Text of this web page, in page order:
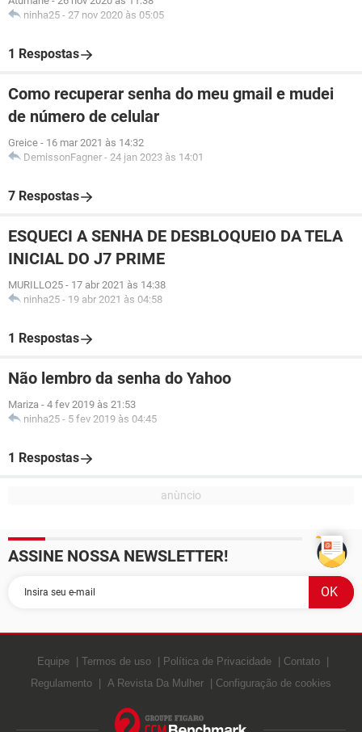
ninha25 - 27 nov 2020 às 05:05
1 Respostas
Como recuperar senha do meu gmail e mudei
de número de celular
Greice - 16 mar 2021 às 14:32
DemissonFagner - 24 jan 2023 às 14:01
7 Respostas
ESQUECI A SENHA DE DESBLOQUEIO DA TELA
INICIAL DO J7 PRIME
MURILLO25 - 17 abr 2021 às 14:38
ninha25 - 19 abr 2021 às 04:58
1 Respostas
Não lembro da senha do Yahoo
Mariza - 4 fev 2019 às 21:53
ninha25 - 5 fev 2019 às 04:45
1 Respostas
ASSINE NOSSA NEWSLETTER!
Equipe Termos de uso Política de Privacidade
Contato
Regulamento
A Revista Da Mulher Configuração de cookies